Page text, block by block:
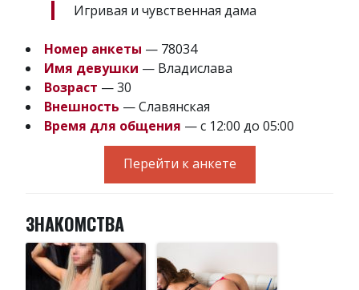
Игривая и чувственная дама
Номер анкеты — 78034
Имя девушки — Владислава
Возраст — 30
Внешность — Славянская
Время для общения — с 12:00 до 05:00
Перейти к анкете
ЗНАКОМСТВА